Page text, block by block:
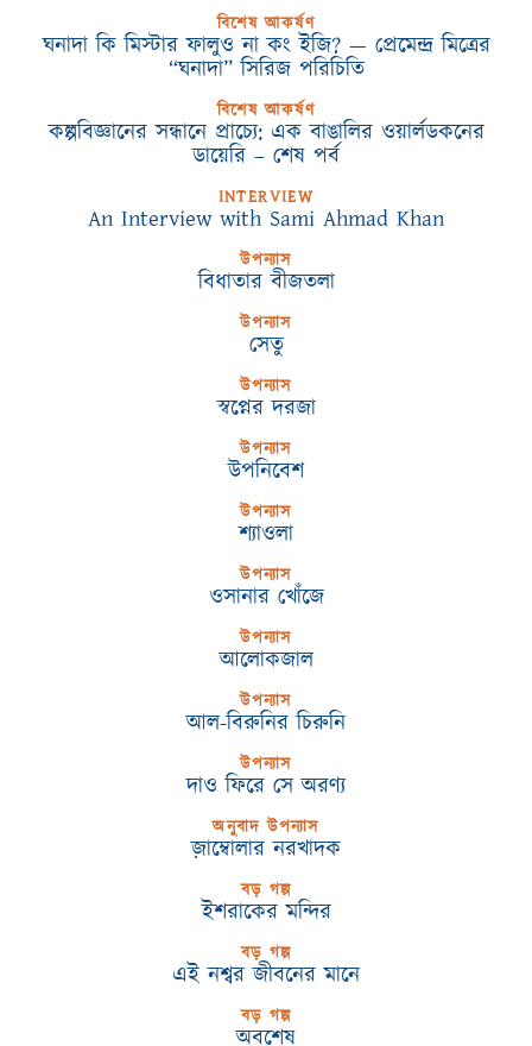
বিশেষ আকর্ষণ
ঘনাদা কি মিস্টার ফালুও না কং ইজি? — প্রেমেন্দ্র মিত্রের
“ঘনাদা” সিরিজ পরিচিতি
বিশেষ আকর্ষণ
কল্পবিজ্ঞানের সন্ধানে প্রাচ্যে: এক বাঙালির ওয়ার্লডকনের
ডায়েরি – শেষ পর্ব
INTERVIEW
An Interview with Sami Ahmad Khan
উপন্যাস
বিধাতার বীজতলা
উপন্যাস
সেতু
উপন্যাস
স্বপ্নের দরজা
উপন্যাস
উপনিবেশ
উপন্যাস
শ্যাওলা
উপন্যাস
ওসানার খোঁজে
উপন্যাস
আলোকজাল
উপন্যাস
আল-বিরুনির চিরুনি
উপন্যাস
দাও ফিরে সে অরণ্য
অনুবাদ উপন্যাস
জ়াম্বোলার নরখাদক
বড় গল্প
ইশরাকের মন্দির
বড় গল্প
এই নশ্বর জীবনের মানে
বড় গল্প
অবশেষ